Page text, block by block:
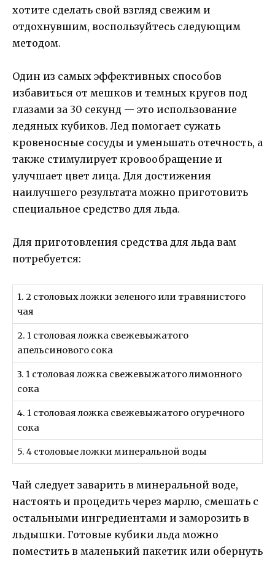
хотите сделать свой взгляд свежим и
отдохнувшим, воспользуйтесь следующим
методом.
Один из самых эффективных способов
избавиться от мешков и темных кругов под
глазами за 30 секунд — это использование
ледяных кубиков. Лед помогает сужать
кровеносные сосуды и уменьшать отечность, а
также стимулирует кровообращение и
улучшает цвет лица. Для достижения
наилучшего результата можно приготовить
специальное средство для льда.
Для приготовления средства для льда вам
потребуется:
1. 2 столовых ложки зеленого или травянистого
чая
2. 1 столовая ложка свежевыжатого
апельсинового сока
3. 1 столовая ложка свежевыжатого лимонного
сока
4. 1 столовая ложка свежевыжатого огуречного
сока
5. 4 столовые ложки минеральной воды
Чай следует заварить в минеральной воде,
настоять и процедить через марлю, смешать с
остальными ингредиентами и заморозить в
льдышки. Готовые кубики льда можно
поместить в маленький пакетик или обернуть